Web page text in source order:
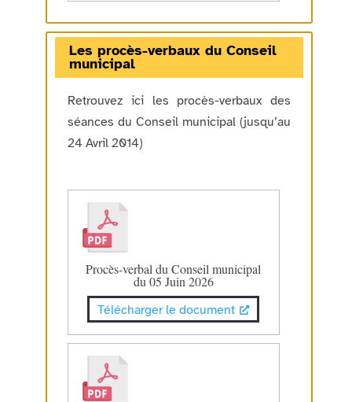
Les procès-verbaux du Conseil
municipal
Retrouvez ici les procès-verbaux des
séances du Conseil municipal (jusqu’au
24 Avril 2014)
Procès-verbal du Conseil municipal
du 05 Juin 2026
Télécharger le document